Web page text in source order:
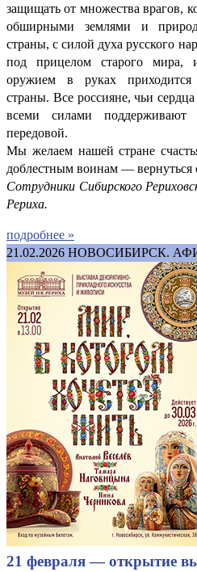
защищать от множества врагов,
обширными землями и
страны, с силой духа русского
под прицелом старого
оружием в руках приходится
страны. Все россияне, чьи
всеми силами
передовой.
Мы желаем нашей стране
доблестным воинам —
Сотрудники Сибирского
Рериха.
подробнее »
21.02.2026 НОВОСИБИРСК.
21 февраля — открытие